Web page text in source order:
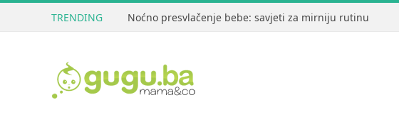
TRENDING Noćno presvlačenje bebe: savjeti za mirniju rutinu